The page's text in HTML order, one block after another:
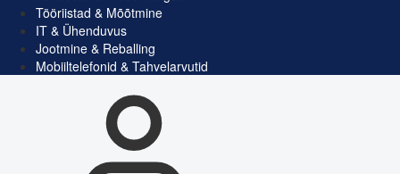
Tööriistad & Mõõtmine
IT & Ühenduvus
Jootmine & Reballing
Mobiiltelefonid & Tahvelarvutid